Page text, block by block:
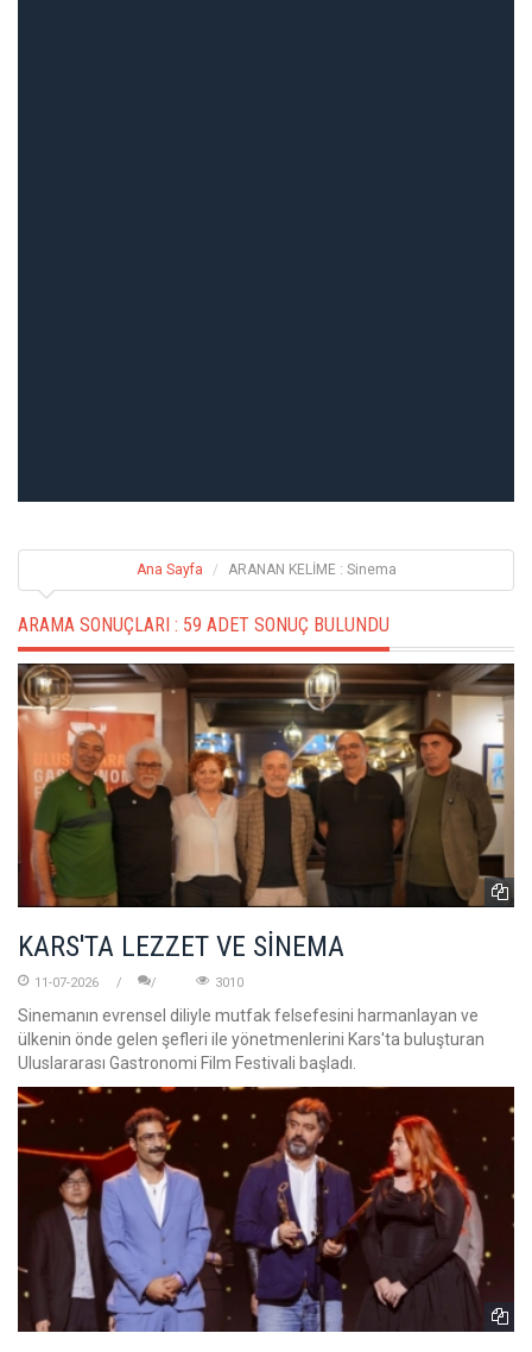
Ana Sayfa ARANAN KELİME : Sinema
ARAMA SONUÇLARI : 59 ADET SONUÇ BULUNDU
KARS'TA LEZZET VE SİNEMA
11-07-2026 3010
Sinemanın evrensel diliyle mutfak felsefesini harmanlayan ve
ülkenin önde gelen şefleri ile yönetmenlerini Kars'ta buluşturan
Uluslararası Gastronomi Film Festivali başladı.